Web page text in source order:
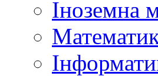
Іноземна